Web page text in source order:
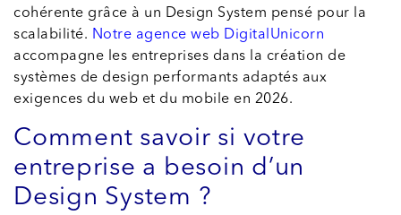
cohérente grâce à un Design System pensé pour la
scalabilité. Notre agence web DigitalUnicorn
accompagne les entreprises dans la création de
systèmes de design performants adaptés aux
exigences du web et du mobile en 2026.
Comment savoir si votre
entreprise a besoin d’un
Design System ?